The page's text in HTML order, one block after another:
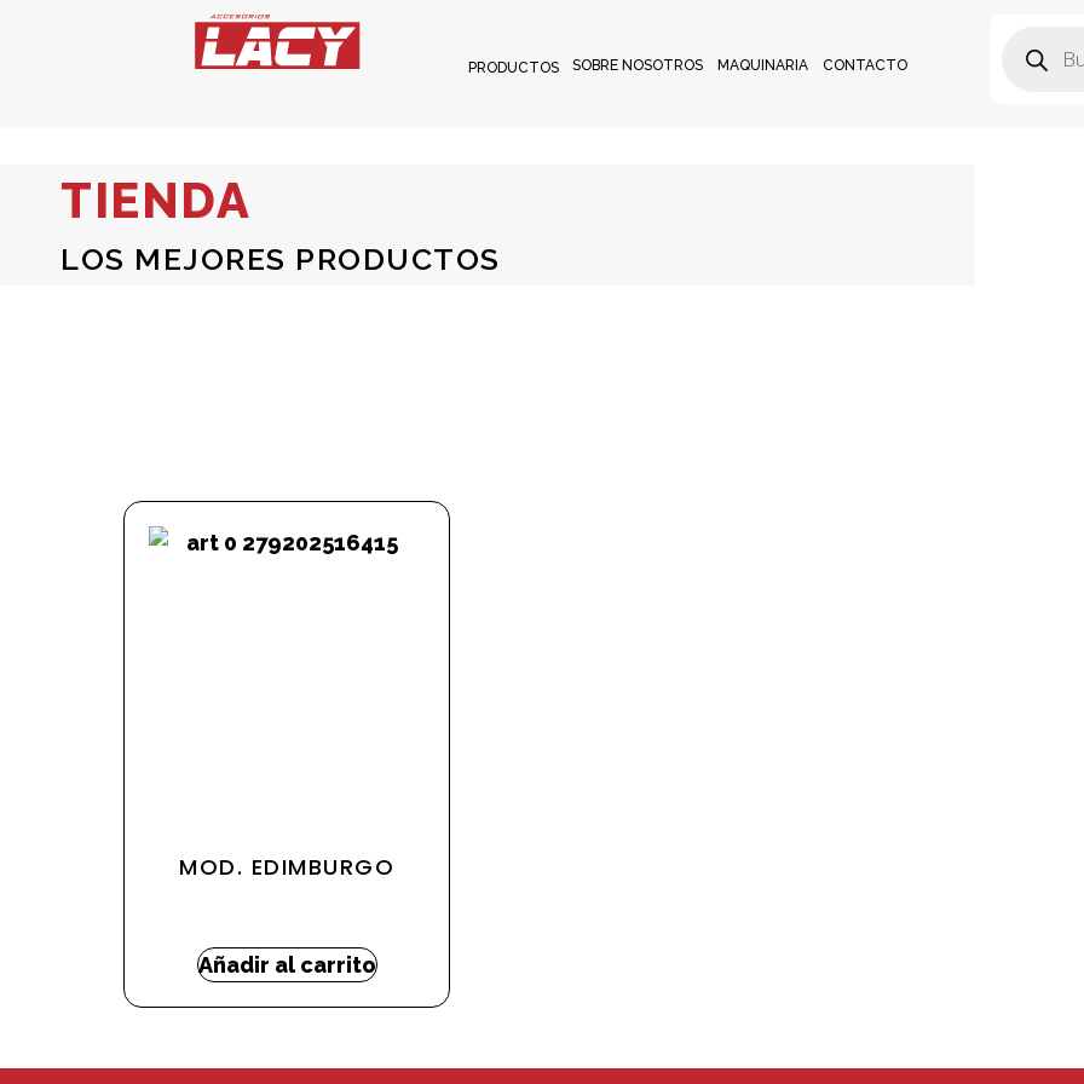
PRODUCTOS SOBRE NOSOTROS MAQUINARIA CONTACTO
TIENDA
LOS MEJORES PRODUCTOS
MOD. EDIMBURGO
Añadir al carrito